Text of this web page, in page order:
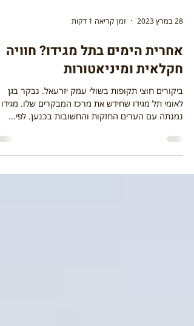
28 במרץ 2023 זמן קריאה 1 דקות
אחרית הימים בתל מגידו? חוויה
חקלאית ומיניאטורות
ביקורים חוצי תקופות בשולי עמק יזרעאל. נבקר בגן
לאומי תל מגידו שחידש את מרכז המבקרים שלו. מגידו